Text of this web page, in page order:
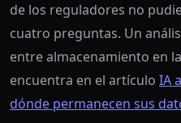
de los reguladores no
cuatro preguntas. Un
entre almacenamiento en
encuentra en el artículo IA
dónde permanecen sus